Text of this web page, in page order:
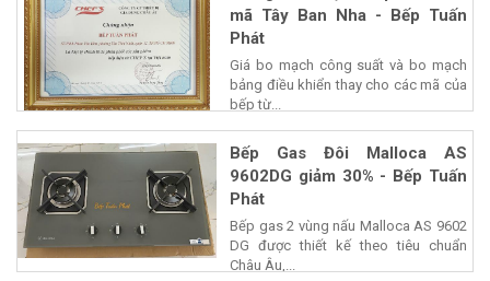
mã Tây Ban Nha - Bếp Tuấn
Phát
Giá bo mạch công suất và bo mạch
bảng điều khiển thay cho các mã của
bếp từ...
Bếp Gas Đôi Malloca AS
9602DG giảm 30% - Bếp Tuấn
Phát
Bếp gas 2 vùng nấu Malloca AS 9602
DG được thiết kế theo tiêu chuẩn
Châu Âu,...